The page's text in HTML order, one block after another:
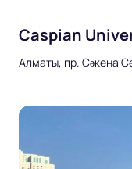
Caspian
Алматы, пр. Сәкена